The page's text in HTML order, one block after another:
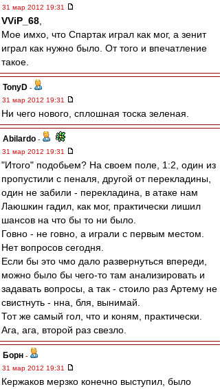
31 мар 2012 19:31
VViP_68
Мое имхо, что Спартак играл как мог, а зенит
играл как нужно было. От того и впечатление
такое.
TonyD -
31 мар 2012 19:31
Ни чего нового, сплошная тоска зеленая.
Abilardo -
31 мар 2012 19:31
"Итого" подобьем? На своем поле, 1:2, один из
пропустили с пеналя, другой от перекладины,
один не забили - перекладина, в атаке нам
Лаюшкин гадил, как мог, практически лишил
шансов на что бы то ни было.
Говно - не говно, а играли с первым местом.
Нет вопросов сегодня.
Если бы это чмо дало развернуться впереди,
можно было бы чего-то там анализировать и
задавать вопросы, а так - стоило раз Артему не
свистнуть - нна, бля, вынимай.
Тот же самый гол, что и коням, практически.
Ага, ага, второй раз свезло.
Борн -
31 мар 2012 19:31
Кержаков мерзко конечно выступил, было